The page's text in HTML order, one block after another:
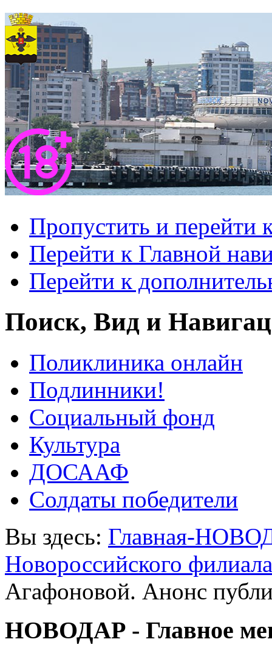
Пропустить и перейти
Перейти к Главной
Перейти к
Поиск, Вид и
Поликлиника онлайн
Подлинники!
Социальный фонд
Культура
ДОСААФ
Солдаты победители
Вы здесь: Главная-
Новороссийского
Агафоновой. Анонс
НОВОДАР - Главное